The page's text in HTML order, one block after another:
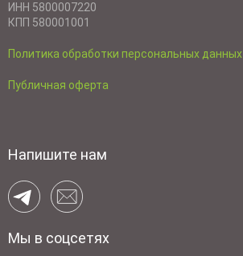
ИНН 5800007220
КПП 580001001
Политика обработки персональных данных
Публичная оферта
Напишите нам
Мы в соцсетях